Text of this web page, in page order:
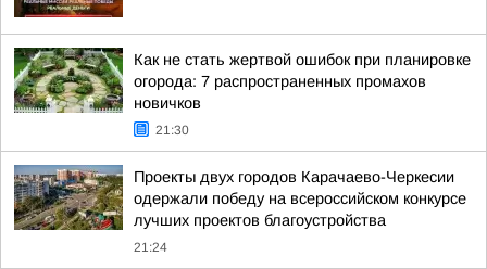
Как не стать жертвой ошибок при планировке
огорода: 7 распространенных промахов
новичков
21:30
Проекты двух городов Карачаево-Черкесии
одержали победу на всероссийском конкурсе
лучших проектов благоустройства
21:24